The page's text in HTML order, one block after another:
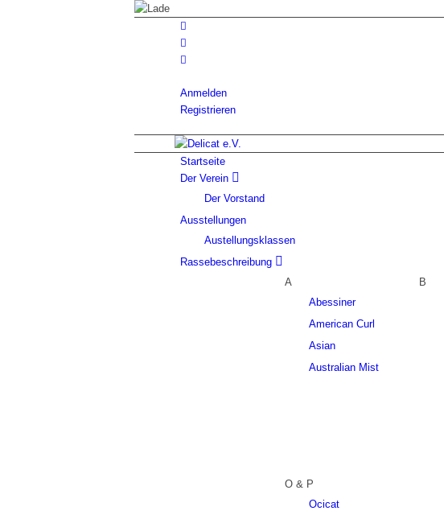
Anmelden
Registrieren
Startseite
Der Verein
Der Vorstand
Ausstellungen
Austellungsklassen
Rassebeschreibung
A
Abessiner
American Curl
Asian
Australian Mist
B
O & P
Ocicat